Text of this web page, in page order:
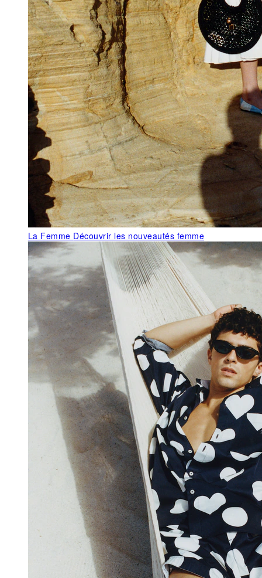
La Femme Découvrir les nouveautés femme